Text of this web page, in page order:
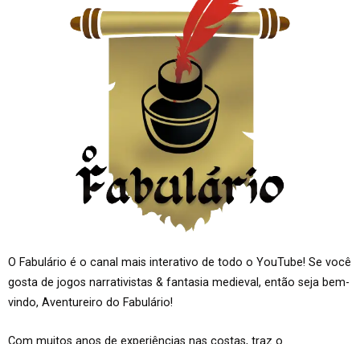
O Fabulário é o canal mais interativo de todo o YouTube! Se você
gosta de jogos narrativistas & fantasia medieval, então seja bem-
vindo, Aventureiro do Fabulário!
Com muitos anos de experiências nas costas, traz o